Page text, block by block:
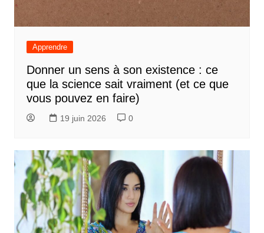
Apprendre
Donner un sens à son existence : ce
que la science sait vraiment (et ce que
vous pouvez en faire)
19 juin 2026 0